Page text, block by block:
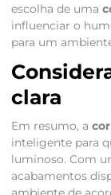
escolha de uma
influenciar o
para um
clara
Em resumo, a
inteligente para
luminoso. Com
acabamentos